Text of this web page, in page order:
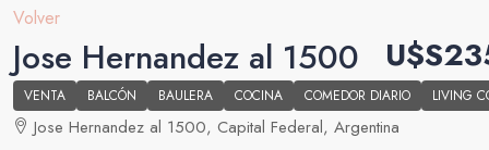
Volver
Jose Hernandez al 1500
VENTA BALCÓN BAULERA COCINA COMEDOR DIARIO LIVING
Jose Hernandez al 1500, Capital Federal, Argentina